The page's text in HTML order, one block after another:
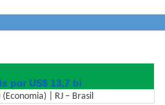
por US$ 13,7 bi
| RJ – Brasil